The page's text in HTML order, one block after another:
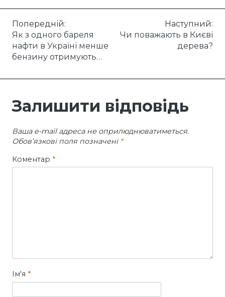
Навігація
записів
Попередній:
Як з одного бареля
нафти в Україні менше
бензину отримують…
Наступний:
Чи поважають в Києві
дерева?
Залишити відповідь
Ваша e-mail адреса не оприлюднюватиметься.
Обов’язкові поля позначені *
Коментар *
Ім'я *